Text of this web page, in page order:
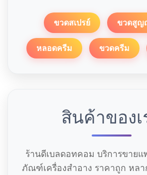
ขวดสเปรย์ ขวดสูญ
หลอดครีม ขวดครีม
สินค้าของเ
ร้านดีเบลดอทคอม บริการขายแ
ภัณฑ์เครื่องสำอาง ราคาถูก หลา